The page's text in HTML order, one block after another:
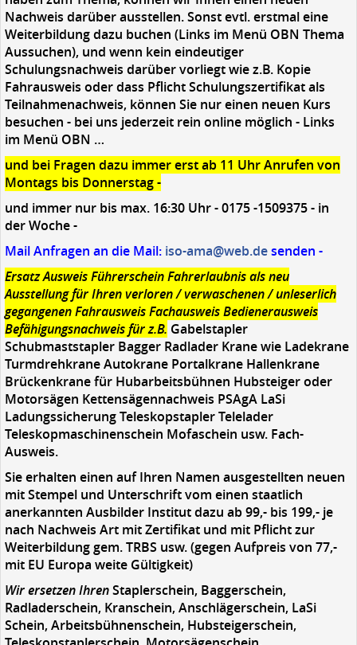
Nachweis darüber ausstellen. Sonst evtl. erstmal eine
Weiterbildung dazu buchen (Links im Menü OBN Thema
Aussuchen), und wenn kein eindeutiger
Schulungsnachweis darüber vorliegt wie z.B. Kopie
Fahrausweis oder dass Pflicht Schulungszertifikat als
Teilnahmenachweis, können Sie nur einen neuen Kurs
besuchen - bei uns jederzeit rein online möglich - Links
im Menü OBN …
und bei Fragen dazu immer erst ab 11 Uhr Anrufen von
Montags bis Donnerstag -
und immer nur bis max. 16:30 Uhr - 0175 -1509375 - in
der Woche -
Mail Anfragen an die Mail: iso-ama@web.desenden -
Ersatz Ausweis Führerschein Fahrerlaubnis als neu
Ausstellung für Ihren verloren /verwaschenen / unleserlich
gegangenen Fahrausweis Fachausweis Bedienerausweis
Befähigungsnachweis für z.B. Gabelstapler
Schubmaststapler Bagger Radlader Krane wie Ladekrane
Turmdrehkrane Autokrane Portalkrane Hallenkrane
Brückenkrane für Hubarbeitsbühnen Hubsteiger oder
Motorsägen Kettensägennachweis PSAgA LaSi
LadungssicherungTeleskopstapler Telelader
Teleskopmaschinenschein Mofaschein usw. Fach-
Ausweis.
Sie erhalten einen auf Ihren Namen ausgestellten neuen
mit Stempel und Unterschrift vom einen staatlich
anerkannten Ausbilder Institut dazu ab 99,- bis 199,- je
nach Nachweis Art mit Zertifikat und mit Pflicht zur
Weiterbildung gem. TRBS usw. (gegen Aufpreis von 77,-
mit EU Europa weite Gültigkeit)
Wir ersetzen IhrenStaplerschein, Baggerschein,
Radladerschein, Kranschein, Anschlägerschein, LaSi
Schein, Arbeitsbühnenschein, Hubsteigerschein,